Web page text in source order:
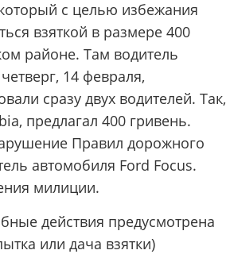
с целью избежания
взяткой в размере 400
районе. Там водитель
14 февраля,
сразу двух водителей. Так,
предлагал 400 гривень.
Правил дорожного
автомобиля Ford Focus.
милиции.
действия предусмотрена
или дача взятки)